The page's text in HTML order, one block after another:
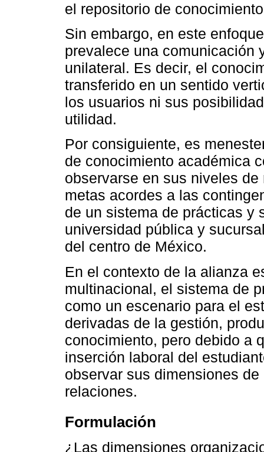
el repositorio de
Sin embargo, en este
prevalece una comunicación
unilateral. Es decir, el
transferido en un sentido
los usuarios ni sus
utilidad.
Por consiguiente, es
de conocimiento académica
observarse en sus niveles
metas acordes a las
de un sistema de prácticas y
universidad pública y
del centro de México.
En el contexto de la alianza
multinacional, el sistema de
como un escenario para el
derivadas de la gestión,
conocimiento, pero debido a
inserción laboral del
observar sus dimensiones
relaciones.
Formulación
¿Las dimensiones